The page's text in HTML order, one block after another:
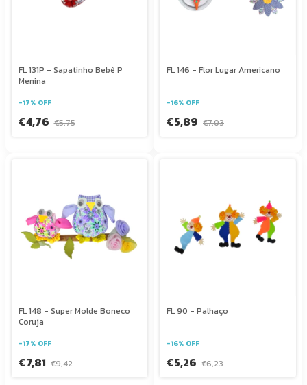
FL 131P - Sapatinho Bebê P
Menina
-17% OFF
€4,76 €5,75
FL 146 - Flor Lugar Americano
-16% OFF
€5,89 €7,03
FL 148 - Super Molde Boneco
Coruja
-17% OFF
€7,81 €9,42
FL 90 - Palhaço
-16% OFF
€5,26 €6,23